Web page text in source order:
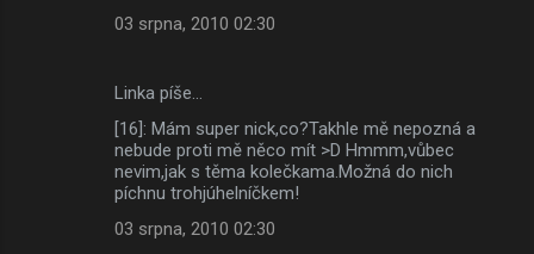
03 srpna, 2010 02:30
Linka píše…
[16]: Mám super nick,co?Takhle mě nepozná a
nebude proti mě něco mít >D Hmmm,vůbec
nevim,jak s těma kolečkama.Možná do nich
píchnu trohjúhelníčkem!
03 srpna, 2010 02:30